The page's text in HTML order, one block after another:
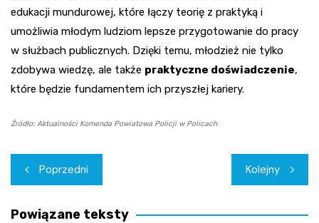
edukacji mundurowej, które łączy teorię z praktyką i
umożliwia młodym ludziom lepsze przygotowanie do pracy
w służbach publicznych. Dzięki temu, młodzież nie tylko
zdobywa wiedzę, ale także praktyczne doświadczenie,
które będzie fundamentem ich przyszłej kariery.
Źródło: Aktualności Komenda Powiatowa Policji w Policach
Nawigacja
wpisu
Poprzedni Kolejny
Powiązane teksty